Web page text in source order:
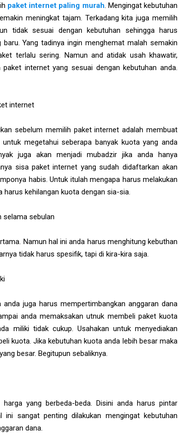
paket internet paling murah. Mengingat kebutuhan
meningkat tajam. Terkadang kita juga memilih
tidak sesuai dengan kebutuhan sehingga harus
Yang tadinya ingin menghemat malah semakin
terlalu sering. Namun and atidak usah khawatir,
internet yang sesuai dengan kebutuhan anda.
internet
sebelum memilih paket internet adalah membuat
megetahui seberapa banyak kuota yang anda
juga akan menjadi mubadzir jika anda hanya
sisa paket internet yang sudah didaftarkan akan
habis. Untuk itulah mengapa harus melakukan
harus kehilangan kuota dengan sia-sia.
selama sebulan
Namun hal ini anda harus menghitung kebuthan
tidak harus spesifik, tapi di kira-kira saja.
juga harus mempertimbangkan anggaran dana
anda memaksakan utnuk membeli paket kuota
miliki tidak cukup. Usahakan untuk menyediakan
kuota. Jika kebutuhan kuota anda lebih besar maka
besar. Begitupun sebaliknya.
yang berbeda-beda. Disini anda harus pintar
ini sangat penting dilakukan mengingat kebutuhan
dana.